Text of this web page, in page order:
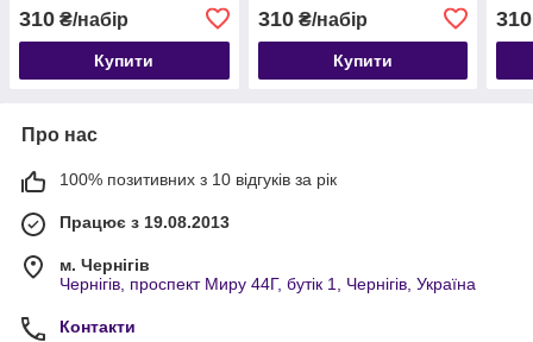
310 ₴/набір
Купити
310₴/набір
Купити
310
Про нас
100% позитивних з 10 відгуків за рік
Працює з 19.08.2013
м. Чернігів
Чернігів, проспект Миру 44Г, бутік 1, Чернігів, Україна
Контакти